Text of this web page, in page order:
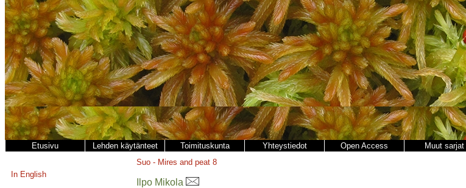
Etusivu Lehden käytänteet Toimituskunta Yhteystiedot Open Access Muut sarjat
In English
Suo - Mires and peat 8
Ilpo Mikola